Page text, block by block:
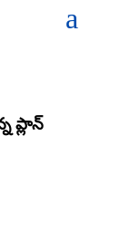
ప్లాన్